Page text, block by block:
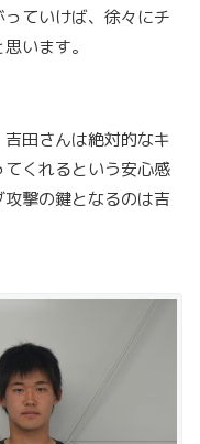
ていけば、徐々にチ
います。
田さんは絶対的なキ
くれるという安心感
撃の鍵となるのは吉